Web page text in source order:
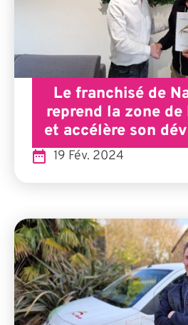
Le franchisé de
reprend la zone de
et accélère son
19 Fév. 2024